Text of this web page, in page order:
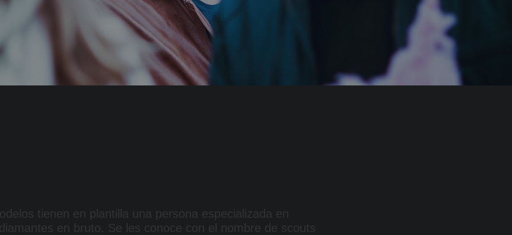
tienen en plantilla una persona especializada en
en bruto. Se les conoce con el nombre de scouts